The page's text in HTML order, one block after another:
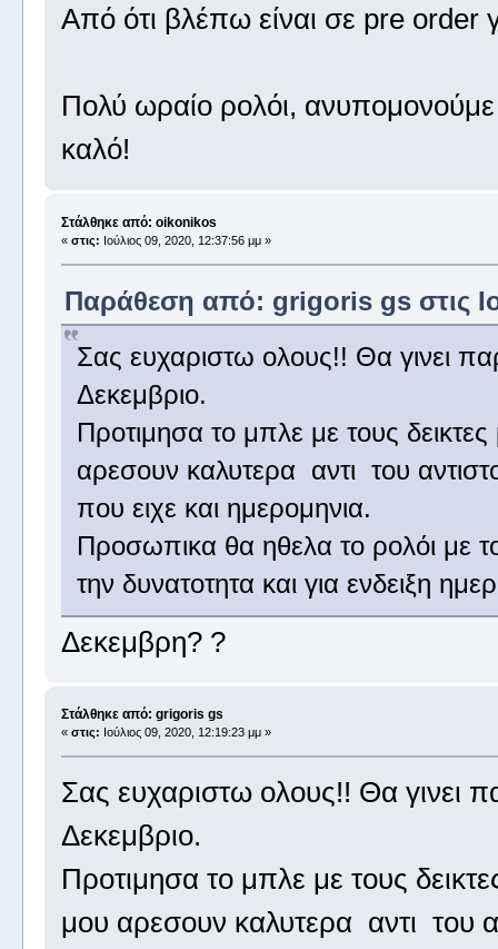
Από ότι βλέπω είναι σε pre order
Πολύ ωραίο ρολόι, ανυπομονούμε
καλό!
Στάλθηκε από: oikonikos
« στις: Ιούλιος 09, 2020, 12:37:56 μμ »
Παράθεση από: grigoris gs στις
Σας ευχαριστω ολους!! Θα γινει
Δεκεμβριο.
Προτιμησα το μπλε με τους
αρεσουν καλυτερα αντι του
που ειχε και ημερομηνια.
Προσωπικα θα ηθελα το ρολόι με
την δυνατοτητα και για ενδειξη
Δεκεμβρη? ?
Στάλθηκε από: grigoris gs
« στις: Ιούλιος 09, 2020, 12:19:23 μμ »
Σας ευχαριστω ολους!! Θα γινει
Δεκεμβριο.
Προτιμησα το μπλε με τους
μου αρεσουν καλυτερα αντι του